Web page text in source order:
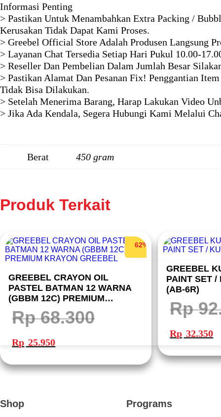
Informasi Penting
> Pastikan Untuk Menambahkan Extra Packing /
Kerusakan Tidak Dapat Kami Proses.
> Greebel Official Store Adalah Produsen Langsung
> Layanan Chat Tersedia Setiap Hari Pukul 10.00-
> Reseller Dan Pembelian Dalam Jumlah Besar
> Pastikan Alamat Dan Pesanan Fix! Penggantian
Tidak Bisa Dilakukan.
> Setelah Menerima Barang, Harap Lakukan Video
> Jika Ada Kendala, Segera Hubungi Kami Melalui
Berat 450 gram
Produk Terkait
62%
GREEBEL CRAYON OIL
PASTEL BATMAN 12 WARNA
(GBBM 12C) PREMIUM
KRAYON GREEBEL
Rp68.300
Harga
adalah:
Rp 68.300.
Rp 25.950ini
adalah:
GREEBEL
PAINT SET /
(AB-6R)
Rp
Harga
adalah:
Rp 92.700.
Rp 32.350ini
Shop Programs